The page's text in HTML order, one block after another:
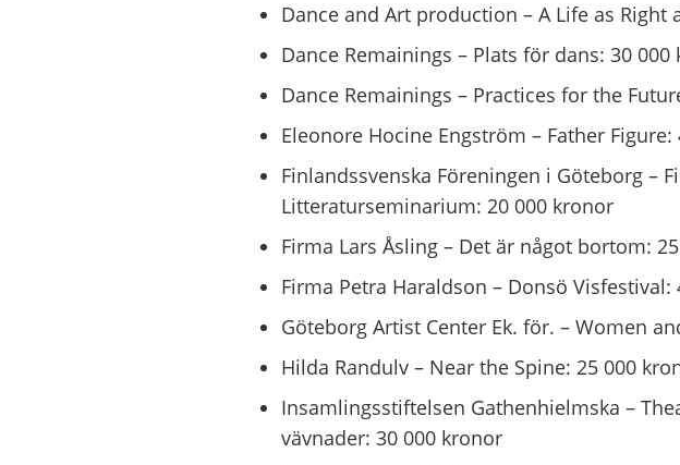
Dance and Art production – A Life as Right
Dance Remainings – Plats för dans: 30 000
Dance Remainings – Practices for the
Eleonore Hocine Engström – Father
Finlandssvenska Föreningen i Göteborg –
Litteraturseminarium: 20 000 kronor
Firma Lars Åsling – Det är något bortom:
Firma Petra Haraldson – Donsö Visfestival:
Göteborg Artist Center Ek. för. – Women
Hilda Randulv – Near the Spine: 25 000
Insamlingsstiftelsen Gathenhielmska –
vävnader: 30 000 kronor